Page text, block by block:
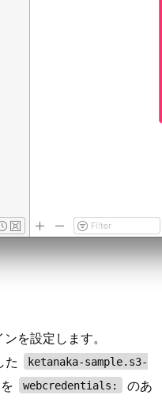
を設定します。
た
ketanaka-sample.s3-
を webcredentials:
のあ